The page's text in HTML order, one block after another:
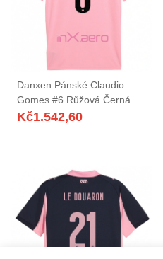
Danxen Pánské Claudio
Gomes #6 Růžová Černá
Domů Hráčské Dresy
Kč1.542,60